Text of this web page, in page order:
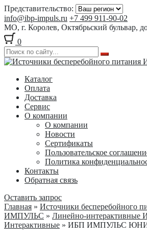
Представительство:
info@ibp-impuls.ru +7 499 911-90-02
МО, г. Королев, Октябрьский бульвар,
0
Перейти
навигации
Перейти
содержимому
Каталог
Оплата
Доставка
Сервис
О компании
О компании
Новости
Сертификаты
Пользовательское
Политика
Контакты
Обратная связь
Оставить запрос
Главная » Источники бесперебойного
ИМПУЛЬС » Линейно-интерактивные
Интерактивные » ИБП ИМПУЛЬС